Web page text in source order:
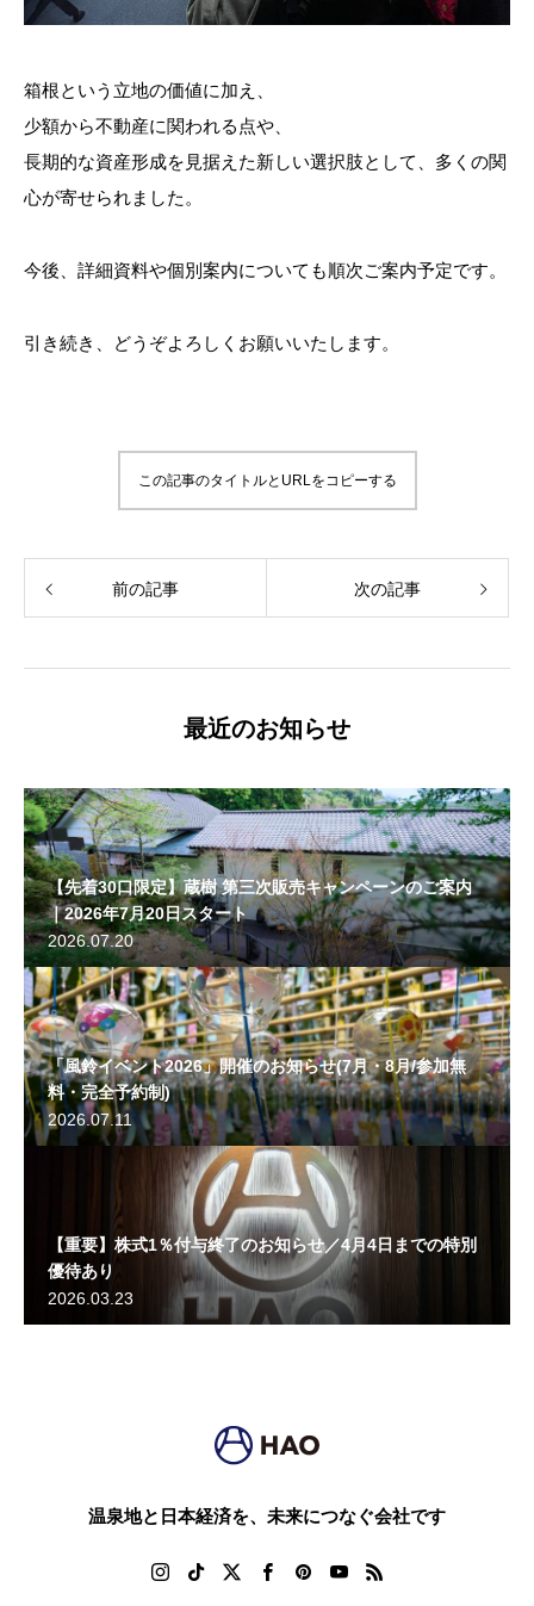
箱根という立地の価値に加え、
少額から不動産に関われる点や、
長期的な資産形成を見据えた新しい選択肢として、多くの関
心が寄せられました。
今後、詳細資料や個別案内についても順次ご案内予定です。
引き続き、どうぞよろしくお願いいたします。
この記事のタイトルとURLをコピーする
前の記事 次の記事
最近のお知らせ
【先着30口限定】蔵樹 第三次販売キャンペーンのご案内
｜2026年7月20日スタート
2026.07.20
「風鈴イベント2026」開催のお知らせ(7月・8月/参加無
料・完全予約制)
2026.07.11
【重要】株式1％付与終了のお知らせ／4月4日までの特別
優待あり
2026.03.23
温泉地と日本経済を、未来につなぐ会社です